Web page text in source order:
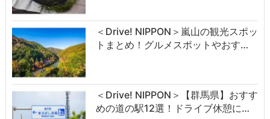
＜Drive! NIPPON＞嵐山の観光スポッ
トまとめ！グルメスポットやおす…
＜Drive! NIPPON＞【群馬県】おすす
めの道の駅12選！ドライブ休憩に…